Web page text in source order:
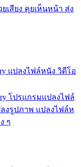
เสียง คุยเห็นหน้า ส่ง
แปลงไฟล์หนัง วิดีโอ
โปรแกรมแปลงไฟล์
งรูปภาพ แปลงไฟล์ห
ๆ